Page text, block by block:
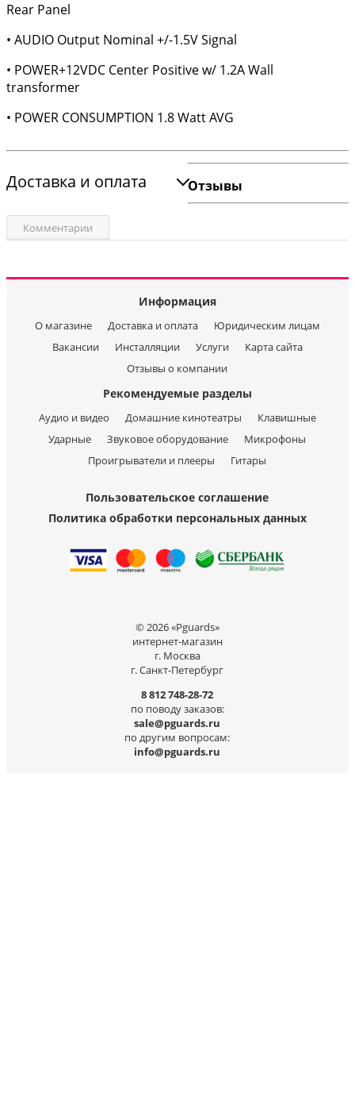
Rear Panel
• AUDIO Output Nominal +/-1.5V Signal
• POWER+12VDC Center Positive w/ 1.2A Wall
transformer
• POWER CONSUMPTION 1.8 Watt AVG
Доставка и оплата Отзывы
Комментарии
Информация
О магазине Доставка и оплата
Юридическим лицам
Вакансии
Инсталляции Услуги
Карта сайта
Отзывы о компании
Рекомендуемые разделы
Аудио и видео Домашние кинотеатры
Клавишные
Ударные
Звуковое оборудование
Микрофоны
Проигрыватели и плееры
Гитары
Пользовательское соглашение
Политика обработки персональных данных
© 2026 «Pguards»
интернет-магазин
г. Москва
г. Санкт-Петербург
8 812 748-28-72
по поводу заказов:
sale@pguards.ru
по другим вопросам:
info@pguards.ru